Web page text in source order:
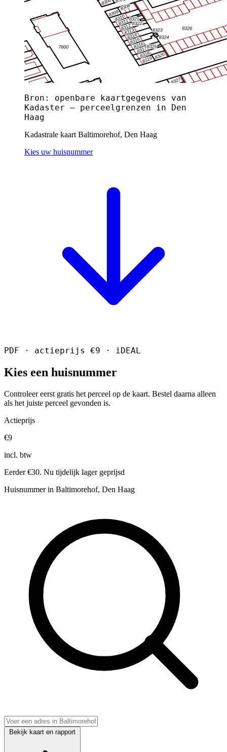
Bron: openbare kaartgegevens van
Kadaster — perceelgrenzen in Den
Haag
Kadastrale kaart Baltimorehof, Den Haag
Kies uw huisnummer
PDF · actieprijs €9 · iDEAL
Kies een huisnummer
Controleer eerst gratis het perceel op de kaart. Bestel daarna alleen
als het juiste perceel gevonden is.
Actieprijs
€9
incl. btw
Eerder €30. Nu tijdelijk lager geprijsd
Huisnummer in Baltimorehof, Den Haag
Bekijk kaart en rapport